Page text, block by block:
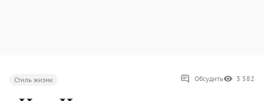
Стиль жизни Обсудить 3 582